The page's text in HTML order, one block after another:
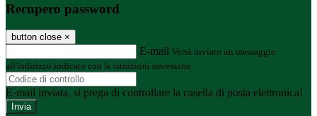
Recupero password
button close ×
E-mail Verrà inviato un messaggio
all'indirizzo indicato con le istruzioni necessarie.
E-mail inviata, si prega di controllare la casella di posta elettronica!